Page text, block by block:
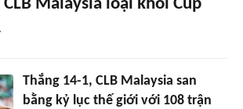
Malaysia loại khỏi Cúp
Thắng 14-1, CLB Malaysia san
bằng kỷ lục thế giới với 108 trận